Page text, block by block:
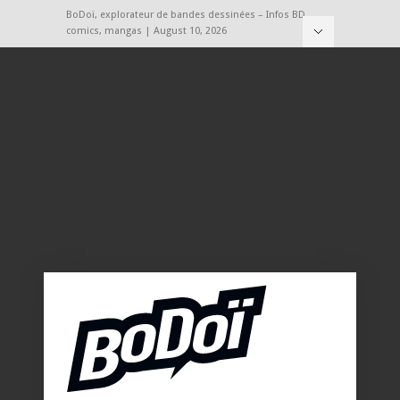
BoDoï, explorateur de bandes dessinées – Infos BD,
comics, mangas | August 10, 2026